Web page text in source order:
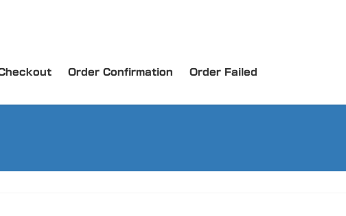
Order Confirmation Order Failed